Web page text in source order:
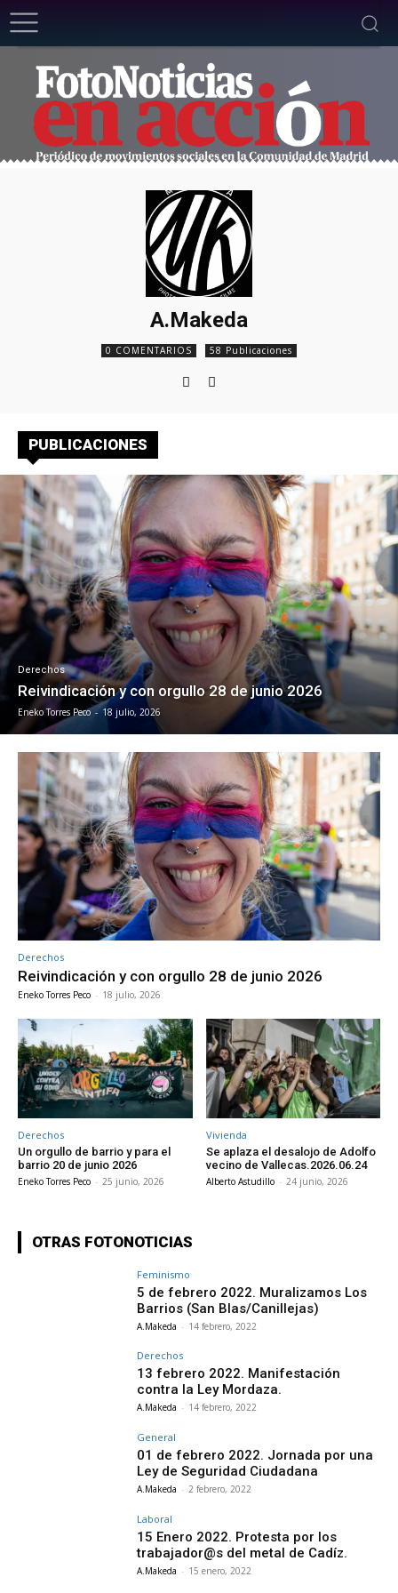
A.Makeda
0 COMENTARIOS 58 Publicaciones
PUBLICACIONES
Derechos
Reivindicación y con orgullo 28 de junio 2026
Eneko Torres Peco - 18 julio, 2026
Derechos
Reivindicación y con orgullo 28 de junio 2026
Eneko Torres Peco - 18 julio, 2026
Derechos
Un orgullo de barrio y para el
barrio 20 de junio 2026
Eneko Torres Peco - 25 junio, 2026
Vivienda
Se aplaza el desalojo de Adolfo
vecino de Vallecas.2026.06.24
Alberto Astudillo - 24 junio, 2026
OTRAS FOTONOTICIAS
Feminismo
5 de febrero 2022. Muralizamos Los
Barrios (San Blas/Canillejas)
A.Makeda - 14 febrero, 2022
Derechos
13 febrero 2022. Manifestación
contra la Ley Mordaza.
A.Makeda - 14 febrero, 2022
General
01 de febrero 2022. Jornada por una
Ley de Seguridad Ciudadana
A.Makeda - 2 febrero, 2022
Laboral
15 Enero 2022. Protesta por los
trabajador@s del metal de Cadíz.
A.Makeda - 15 enero, 2022